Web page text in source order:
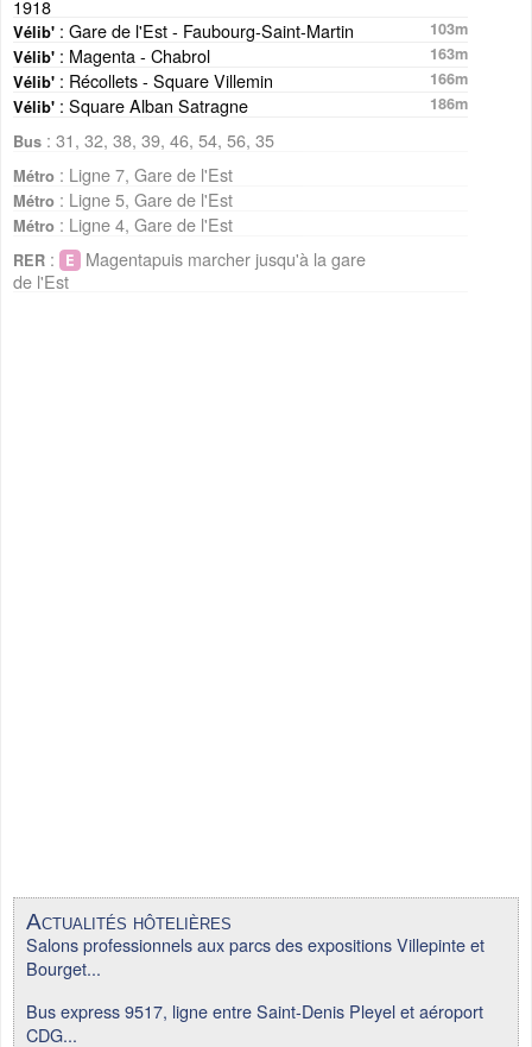
1918
Vélib' : Gare de l'Est - Faubourg-Saint-Martin
103m
Vélib' : Magenta - Chabrol
163m
Vélib' : Récollets - Square Villemin
166m
Vélib' : Square Alban Satragne
186m
Bus : 31, 32, 38, 39, 46, 54, 56, 35
Métro : Ligne 7, Gare de l'Est
Métro : Ligne 5, Gare de l'Est
Métro : Ligne 4, Gare de l'Est
RER :
Magentapuis marcher jusqu'à la gare
de l'Est
Actualités hôtelières
Salons professionnels aux parcs des expositions Villepinte et
Bourget...
Bus express 9517, ligne entre Saint-Denis Pleyel et aéroport
CDG...